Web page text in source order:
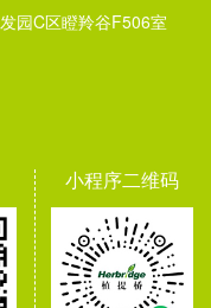
园C区瞪羚谷F506室
小程序二维码